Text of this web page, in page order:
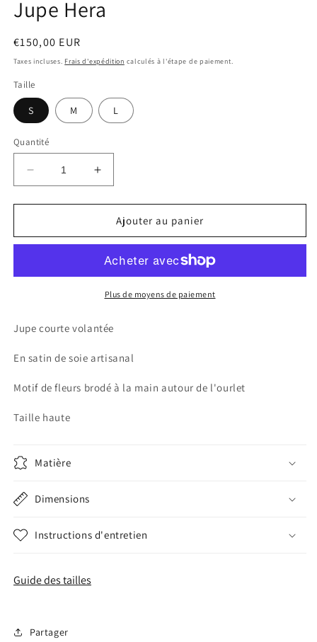
modale
Jupe Hera
Prix
habituel
€150,00 EUR
Taxes incluses. Frais d'expédition calculés à l'étape de paiement.
Taille
S M L
Quantité
Réduire
la
quantité
Jupe
Augmenter
la
quantité
Jupe
Ajouter au panier
Plus de moyens de paiement
Jupe courte volantée
En satin de soie artisanal
Motif de fleurs brodé à la main autour de l'ourlet
Taille haute
Matière
Dimensions
Instructions d'entretien
Guide des tailles
Partager